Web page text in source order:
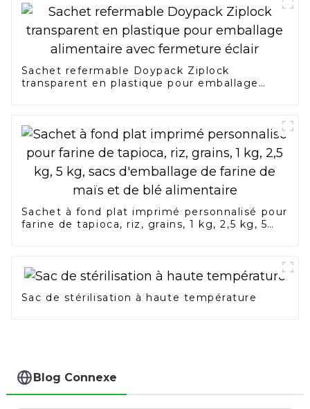
Sachet refermable Doypack Ziplock
transparent en plastique pour emballage
Sachet à fond plat imprimé personnalisé pour
farine de tapioca, riz, grains, 1 kg, 2,5 kg, 5
Sac de stérilisation à haute température
Blog Connexe